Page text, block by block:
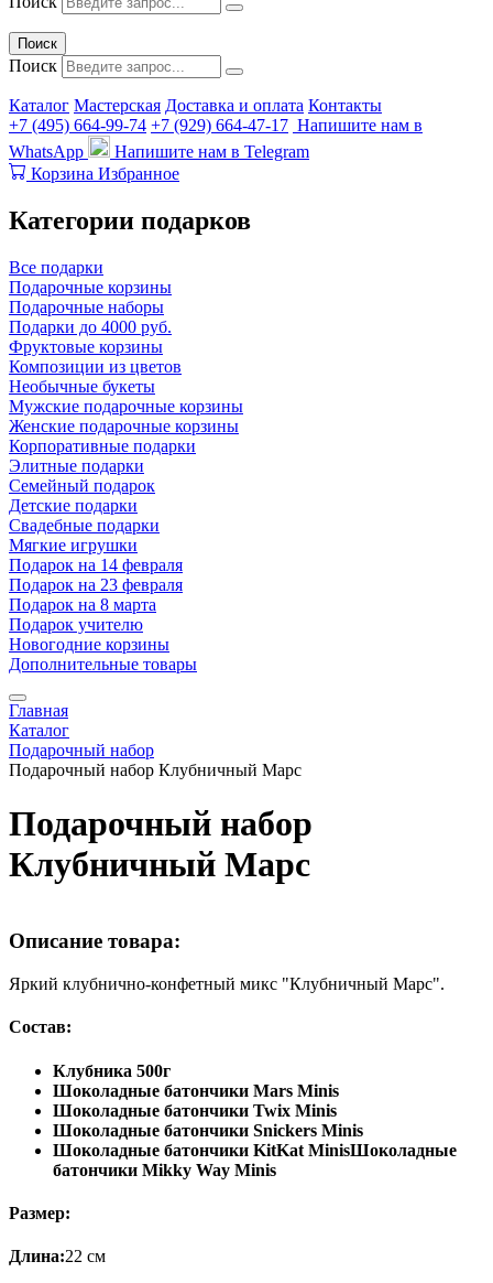
Поиск
Поиск
Каталог Мастерская Доставка и оплата Контакты
+7 (495) 664-99-74 +7 (929) 664-47-17 Напишите нам в
WhatsApp
Напишите нам в Telegram
Корзина Избранное
Категории подарков
Все подарки
Подарочные корзины
Подарочные наборы
Подарки до 4000 руб.
Фруктовые корзины
Композиции из цветов
Необычные букеты
Мужские подарочные корзины
Женские подарочные корзины
Корпоративные подарки
Элитные подарки
Семейный подарок
Детские подарки
Свадебные подарки
Мягкие игрушки
Подарок на 14 февраля
Подарок на 23 февраля
Подарок на 8 марта
Подарок учителю
Новогодние корзины
Дополнительные товары
Главная
Каталог
Подарочный набор
Подарочный набор Клубничный Марс
Подарочный набор
Клубничный Марс
Описание товара:
Яркий клубнично-конфетный микс "Клубничный Марс".
Состав:
Клубника 500г
Шоколадные батончики Mars Minis
Шоколадные батончики Twix Minis
Шоколадные батончики Snickers Minis
Шоколадные батончики KitKat MinisШоколадные
батончики Mikky Way Minis
Размер:
Длина:22 см